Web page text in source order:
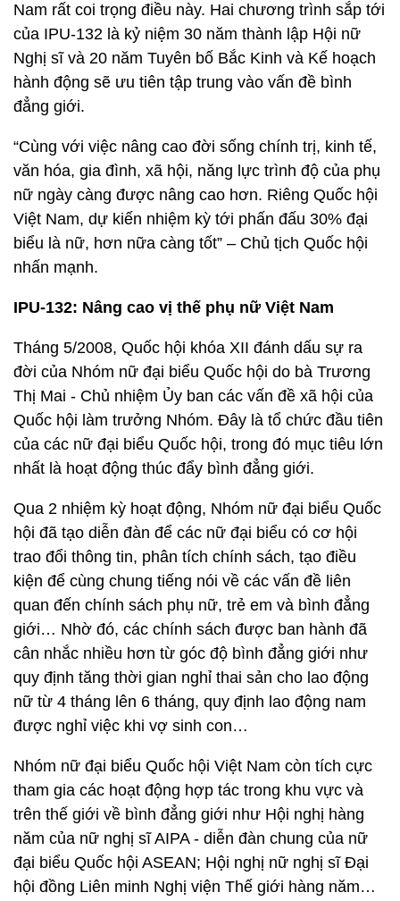
Nam rất coi trọng điều này. Hai chương trình sắp tới
của IPU-132 là kỷ niệm 30 năm thành lập Hội nữ
Nghị sĩ và 20 năm Tuyên bố Bắc Kinh và Kế hoạch
hành động sẽ ưu tiên tập trung vào vấn đề bình
đẳng giới.
“Cùng với việc nâng cao đời sống chính trị, kinh tế,
văn hóa, gia đình, xã hội, năng lực trình độ của phụ
nữ ngày càng được nâng cao hơn. Riêng Quốc hội
Việt Nam, dự kiến nhiệm kỳ tới phấn đấu 30% đại
biểu là nữ, hơn nữa càng tốt” – Chủ tịch Quốc hội
nhấn mạnh.
IPU-132: Nâng cao vị thế phụ nữ Việt Nam
Tháng 5/2008, Quốc hội khóa XII đánh dấu sự ra
đời của Nhóm nữ đại biểu Quốc hội do bà Trương
Thị Mai - Chủ nhiệm Ủy ban các vấn đề xã hội của
Quốc hội làm trưởng Nhóm. Đây là tổ chức đầu tiên
của các nữ đại biểu Quốc hội, trong đó mục tiêu lớn
nhất là hoạt động thúc đẩy bình đẳng giới.
Qua 2 nhiệm kỳ hoạt động, Nhóm nữ đại biểu Quốc
hội đã tạo diễn đàn để các nữ đại biểu có cơ hội
trao đổi thông tin, phân tích chính sách, tạo điều
kiện để cùng chung tiếng nói về các vấn đề liên
quan đến chính sách phụ nữ, trẻ em và bình đẳng
giới… Nhờ đó, các chính sách được ban hành đã
cân nhắc nhiều hơn từ góc độ bình đẳng giới như
quy định tăng thời gian nghỉ thai sản cho lao động
nữ từ 4 tháng lên 6 tháng, quy định lao động nam
được nghỉ việc khi vợ sinh con…
Nhóm nữ đại biểu Quốc hội Việt Nam còn tích cực
tham gia các hoạt động hợp tác trong khu vực và
trên thế giới về bình đẳng giới như Hội nghị hàng
năm của nữ nghị sĩ AIPA - diễn đàn chung của nữ
đại biểu Quốc hội ASEAN; Hội nghị nữ nghị sĩ Đại
hội đồng Liên minh Nghị viện Thế giới hàng năm…